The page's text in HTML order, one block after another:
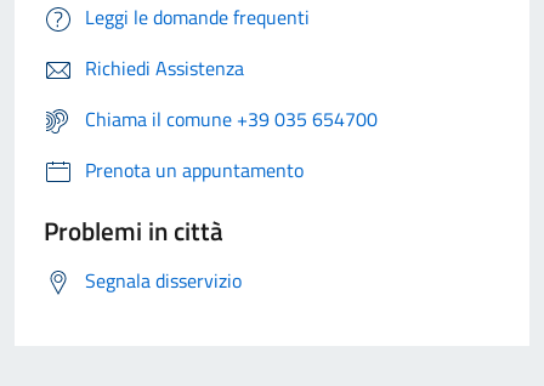
Leggi le domande frequenti
Richiedi Assistenza
Chiama il comune +39 035 654700
Prenota un appuntamento
Problemi in città
Segnala disservizio